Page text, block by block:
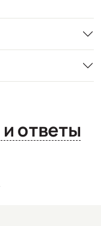
Вопросы и ответы